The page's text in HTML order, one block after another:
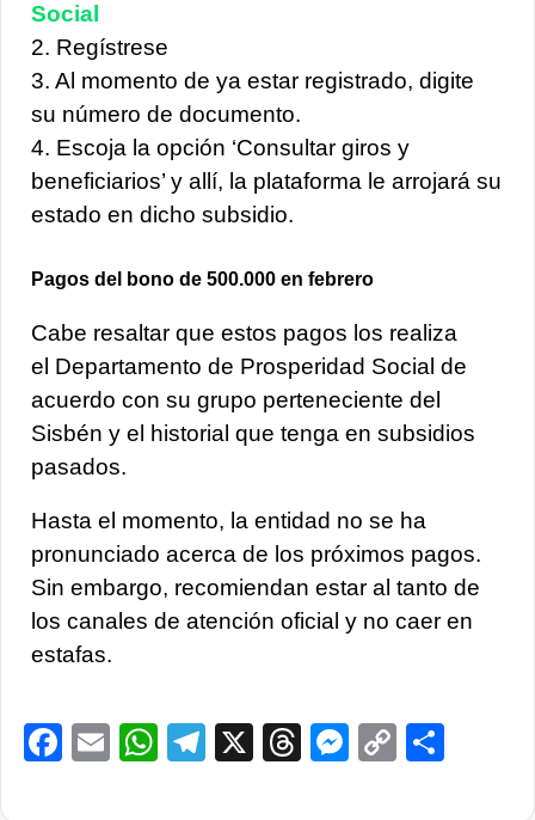
Social
2. Regístrese
3. Al momento de ya estar registrado, digite
su número de documento.
4. Escoja la opción ‘Consultar giros y
beneficiarios’ y allí, la plataforma le arrojará su
estado en dicho subsidio.
Pagos del bono de 500.000 en febrero
Cabe resaltar que estos pagos los realiza
el Departamento de Prosperidad Social de
acuerdo con su grupo perteneciente del
Sisbén y el historial que tenga en subsidios
pasados.
Hasta el momento, la entidad no se ha
pronunciado acerca de los próximos pagos.
Sin embargo, recomiendan estar al tanto de
los canales de atención oficial y no caer en
estafas.
Facebook
EmailWhatsApp
Telegram
X ThreadsCopy